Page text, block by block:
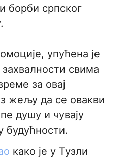
борби српског
упућена је
захвалности свима
за овај
жељу да се овакви
душу и чувају
будућности.
како је у Тузли